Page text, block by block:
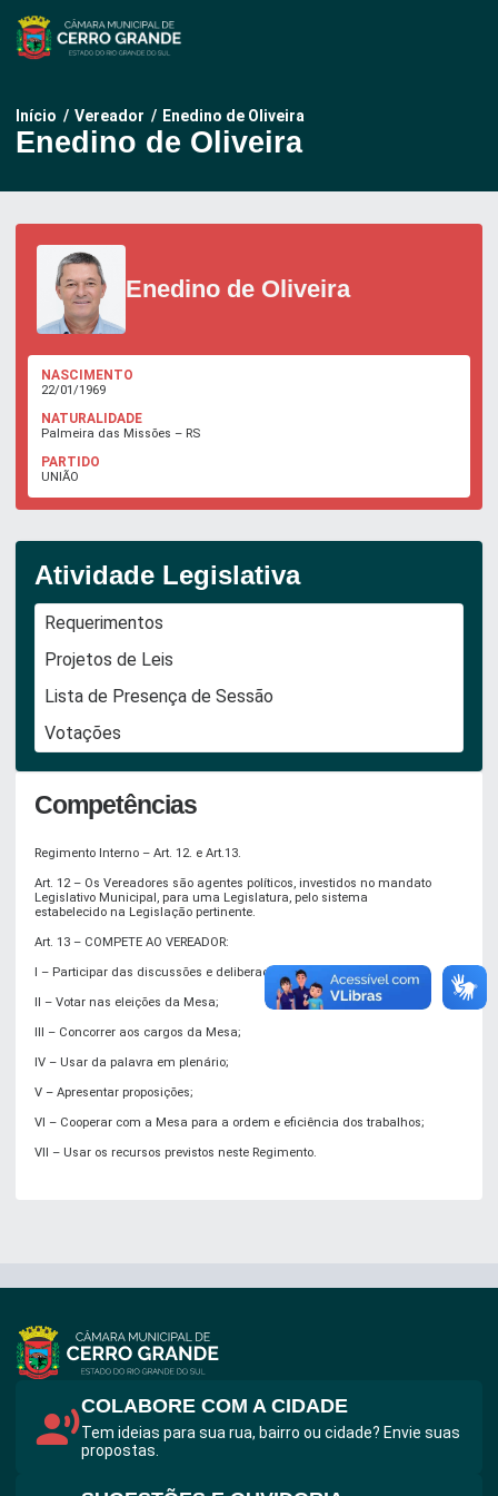
para
conteúdo
Início / Vereador / Enedino de Oliveira
Enedino de Oliveira
Competências
Regimento Interno – Art. 12. e Art.13.
Art. 12 – Os Vereadores são agentes políticos, investidos no mandato
Legislativo Municipal, para uma Legislatura, pelo sistema
estabelecido na Legislação pertinente.
Art. 13 – COMPETE AO VEREADOR:
I – Participar das discussões e deliberação do Plenário;
II – Votar nas eleições da Mesa;
III – Concorrer aos cargos da Mesa;
IV – Usar da palavra em plenário;
V – Apresentar proposições;
VI – Cooperar com a Mesa para a ordem e eficiência dos trabalhos;
VII – Usar os recursos previstos neste Regimento.
Enedino de Oliveira
NASCIMENTO
22/01/1969
NATURALIDADE
Palmeira das Missões – RS
PARTIDO
UNIÃO
Atividade Legislativa
Requerimentos
Projetos de Leis
Lista de Presença de Sessão
Votações
COLABORE COM A CIDADE
Tem ideias para sua rua, bairro ou cidade? Envie suas
propostas.